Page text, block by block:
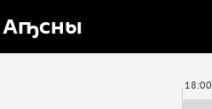
Аҧсны
18:00